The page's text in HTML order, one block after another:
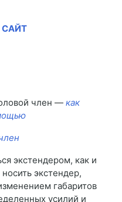
член — как
экстендером, как и
экстендер,
габаритов
усилий и